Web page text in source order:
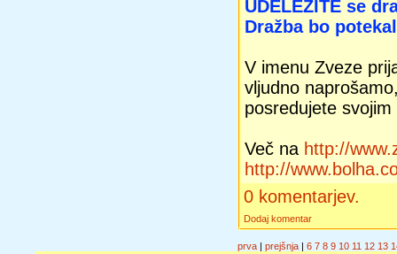
UDELEŽITE se
Dražba bo
V imenu Zveze
vljudno
posredujete
Več na http://
http://
0 komentarjev.
Dodaj komentar
prva | prejšnja | 6 7 8 9 10 11 12 13